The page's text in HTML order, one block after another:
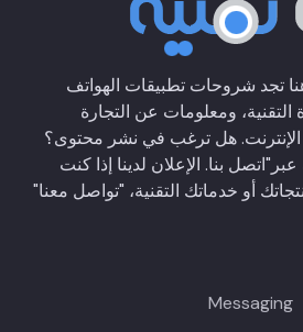
تجد شروحات تطبيقات الهواتف
التقنية، ومعلومات عن التجارة
الإنترنت. هل ترغب في نشر محتوى؟
"اتصل بنا. الإعلان لدينا إذا كنت
أو خدماتك التقنية، "تواصل معنا"
Messaging